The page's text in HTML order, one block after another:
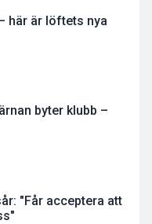
här är löftets nya
byter klubb –
"Får acceptera att